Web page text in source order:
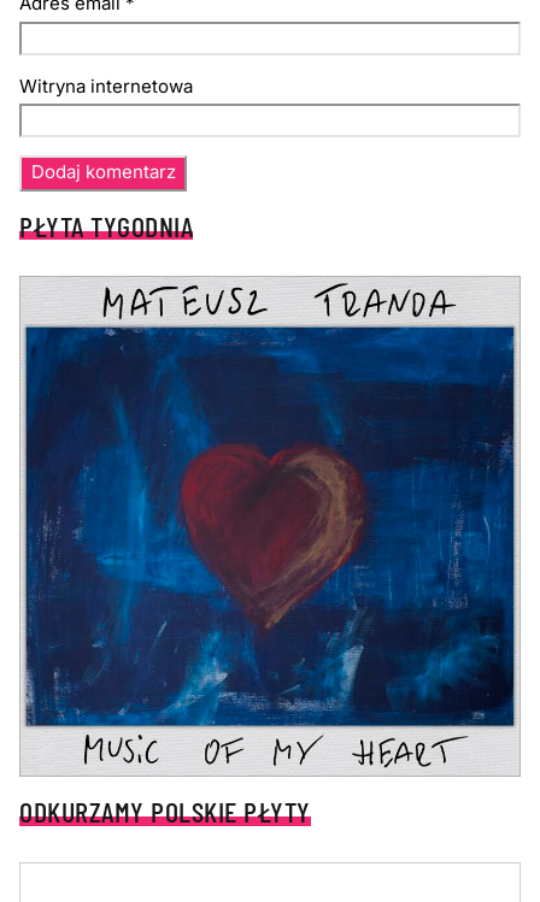
Witryna internetowa
PŁYTA TYGODNIA
ODKURZAMY POLSKIE PŁYTY